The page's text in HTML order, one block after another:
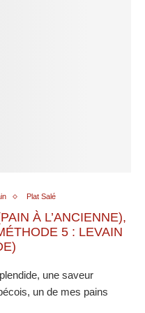
Plat Salé
À L’ANCIENNE),
5 : LEVAIN
une saveur
un de mes pains